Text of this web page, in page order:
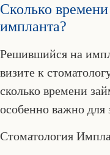
Сколько времени
импланта?
Решившийся на
визите к
сколько времени
особенно важно
Стоматология